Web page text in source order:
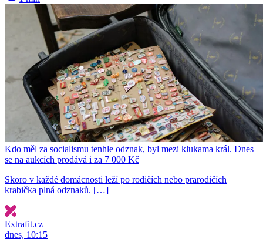
Kdo měl za socialismu tenhle odznak, byl mezi klukama král. Dnes
se na aukcích prodává i za 7 000 Kč
Skoro v každé domácnosti leží po rodičích nebo prarodičích
krabička plná odznaků. […]
Extrafit.cz
dnes, 10:15